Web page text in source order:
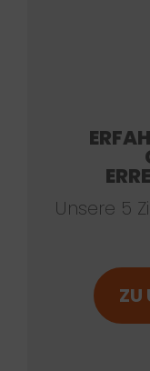
Unsere 5
ZU